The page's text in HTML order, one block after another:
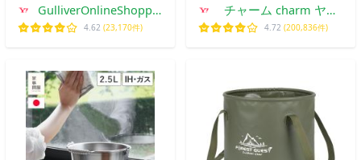
GulliverOnlineShopping
Yahoo!店
4.62 (23,170件)
チャーム charm ヤフ
ー店
4.72 (200,836件)